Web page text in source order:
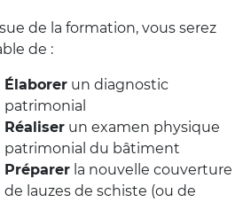
de la formation, vous serez
de :
Élaborer un diagnostic
patrimonial
Réaliser un examen physique
patrimonial du bâtiment
Préparer la nouvelle couverture
de lauzes de schiste (ou de